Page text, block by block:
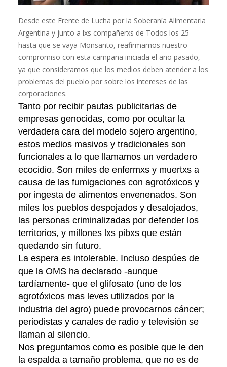
Desde este Frente de Lucha por la Soberanía Alimentaria
Argentina y junto a lxs compañerxs de Todos los 25
hasta que se vaya Monsanto, reafirmamos nuestro
compromiso con esta campaña iniciada el año pasado,
ya que consideramos que los medios deben atender a los
problemas del pueblo por sobre los intereses de las
corporaciones.
Tanto por recibir pautas publicitarias de
empresas genocidas, como por ocultar la
verdadera cara del modelo sojero argentino,
estos medios masivos y tradicionales son
funcionales a lo que llamamos un verdadero
ecocidio. Son miles de enfermxs y muertxs a
causa de las fumigaciones con agrotóxicos y
por ingesta de alimentos envenenados. Son
miles los pueblos despojados y desalojados,
las personas criminalizadas por defender los
territorios, y millones lxs pibxs que están
quedando sin futuro.
La espera es intolerable. Incluso despúes de
que la OMS ha declarado -aunque
tardíamente- que el glifosato (uno de los
agrotóxicos mas leves utilizados por la
industria del agro) puede provocarnos cáncer;
periodistas y canales de radio y televisión se
llaman al silencio.
Nos preguntamos como es posible que le den
la espalda a tamaño problema, que no es de